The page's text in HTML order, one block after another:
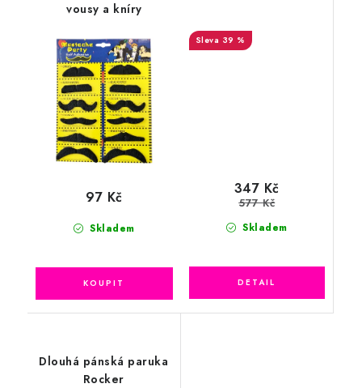
vousy a kníry
Skladem
97 Kč
39 %
Skladem
347 Kč
577 Kč
Dlouhá pánská paruka
Rocker